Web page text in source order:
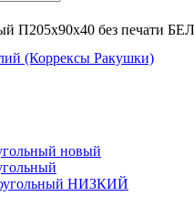
(Коррексы Ракушки)
новый
НИЗКИЙ
П205х90х40 без печати